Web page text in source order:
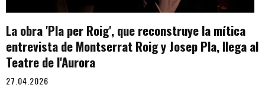
La obra 'Pla per Roig', que reconstruye la mítica
entrevista de Montserrat Roig y Josep Pla, llega al
Teatre de l'Aurora
27.04.2026